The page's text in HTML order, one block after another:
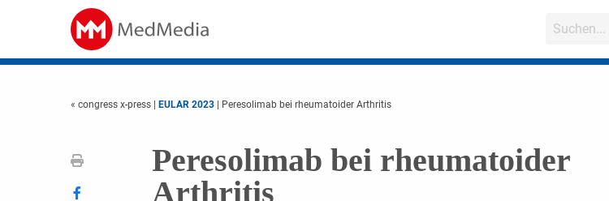
« congress x-press EULAR 2023 | Peresolimab bei rheumatoider Arthritis
Peresolimab bei rheumatoider
Arthritis